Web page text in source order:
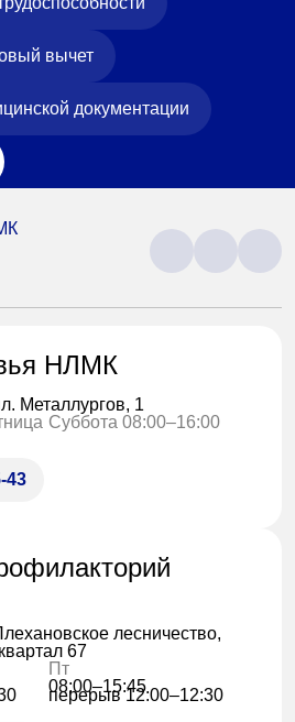
вычет
документации
НЛМК
Металлургов, 1
Суббота 08:00–16:00
43
лесничество,
67
Пт
08:00–15:45
перерыв 12:00–12:30